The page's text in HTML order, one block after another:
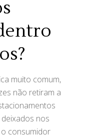
muito comum,
não retiram a
nos
consumidor